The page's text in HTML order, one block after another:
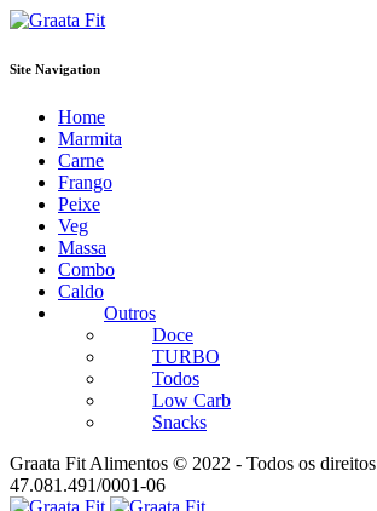
Site Navigation
Home
Marmita
Carne
Frango
Peixe
Veg
Massa
Combo
Caldo
Outros
Doce
TURBO
Todos
Low Carb
Snacks
Graata Fit Alimentos © 2022 - Todos os direitos
47.081.491/0001-06